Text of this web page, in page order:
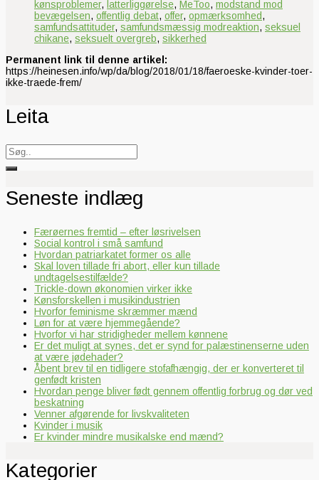
kønsproblemer, latterliggørelse, MeToo, modstand mod
bevægelsen, offentlig debat, offer, opmærksomhed,
samfundsattituder, samfundsmæssig modreaktion, seksuel
chikane, seksuelt overgreb, sikkerhed
Permanent link til denne artikel:
https://heinesen.info/wp/da/blog/2018/01/18/faeroeske-kvinder-toer-
ikke-traede-frem/
Leita
Search
for:
Seneste indlæg
Færøernes fremtid – efter løsrivelsen
Social kontrol i små samfund
Hvordan patriarkatet former os alle
Skal loven tillade fri abort, eller kun tillade
undtagelsestilfælde?
Trickle-down økonomien virker ikke
Kønsforskellen i musikindustrien
Hvorfor feminisme skræmmer mænd
Løn for at være hjemmegående?
Hvorfor vi har stridigheder mellem kønnene
Er det muligt at synes, det er synd for palæstinenserne uden
at være jødehader?
Åbent brev til en tidligere stofafhængig, der er konverteret til
genfødt kristen
Hvordan penge bliver født gennem offentlig forbrug og dør ved
beskatning
Venner afgørende for livskvaliteten
Kvinder i musik
Er kvinder mindre musikalske end mænd?
Kategorier